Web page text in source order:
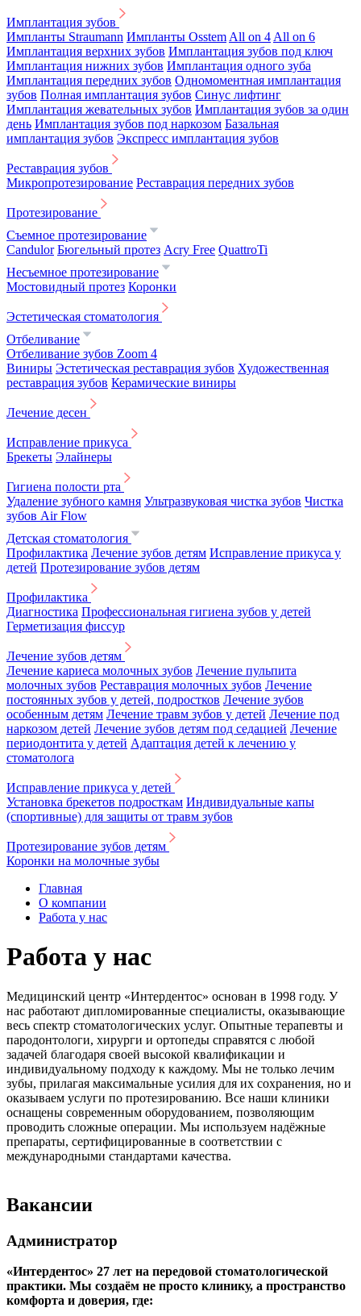
Имплантация зубов
Импланты Straumann Импланты Osstem All on 4 All on 6
Имплантация верхних зубов Имплантация зубов под ключ
Имплантация нижних зубов Имплантация одного зуба
Имплантация передних зубов Одномоментная имплантация
зубов Полная имплантация зубов Синус лифтинг
Имплантация жевательных зубов Имплантация зубов за один
день Имплантация зубов под наркозом Базальная
имплантация зубов Экспресс имплантация зубов
Реставрация зубов
Микропротезирование Реставрация передних зубов
Протезирование
Съемное протезирование
Candulor Бюгельный протез Acry Free QuattroTi
Несъемное протезирование
Мостовидный протез Коронки
Эстетическая стоматология
Отбеливание
Отбеливание зубов Zoom 4
Виниры Эстетическая реставрация зубов Художественная
реставрация зубов Керамические виниры
Лечение десен
Исправление прикуса
Брекеты Элайнеры
Гигиена полости рта
Удаление зубного камня Ультразвуковая чистка зубов Чистка
зубов Air Flow
Детская стоматология
Профилактика Лечение зубов детям Исправление прикуса у
детей Протезирование зубов детям
Профилактика
Диагностика Профессиональная гигиена зубов у детей
Герметизация фиссур
Лечение зубов детям
Лечение кариеса молочных зубов Лечение пульпита
молочных зубов Реставрация молочных зубов Лечение
постоянных зубов у детей, подростков Лечение зубов
особенным детям Лечение травм зубов у детей Лечение под
наркозом детей Лечение зубов детям под седацией Лечение
периодонтита у детей Адаптация детей к лечению у
стоматолога
Исправление прикуса у детей
Установка брекетов подросткам Индивидуальные капы
(спортивные) для защиты от травм зубов
Протезирование зубов детям
Коронки на молочные зубы
Главная
О компании
Работа у нас
Работа у нас
Медицинский центр «Интердентос» основан в 1998 году. У
нас работают дипломированные специалисты, оказывающие
весь спектр стоматологических услуг. Опытные терапевты и
пародонтологи, хирурги и ортопеды справятся с любой
задачей благодаря своей высокой квалификации и
индивидуальному подходу к каждому. Мы не только лечим
зубы, прилагая максимальные усилия для их сохранения, но и
оказываем услуги по протезированию. Все наши клиники
оснащены современным оборудованием, позволяющим
проводить сложные операции. Мы используем надёжные
препараты, сертифицированные в соответствии с
международными стандартами качества.
Вакансии
Администратор
«Интердентос» 27 лет на передовой стоматологической
практики. Мы создаём не просто клинику, а пространство
комфорта и доверия, где: